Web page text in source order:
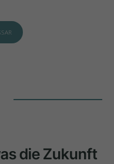
die Zukunft